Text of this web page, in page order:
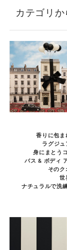
カテゴリ
香りに包ま
ラグジュ
身にまとう
バス & ボディ
その
世
ナチュラルで洗